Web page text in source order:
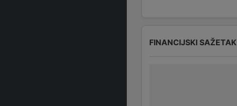
FINANCIJSKI SAŽETAK